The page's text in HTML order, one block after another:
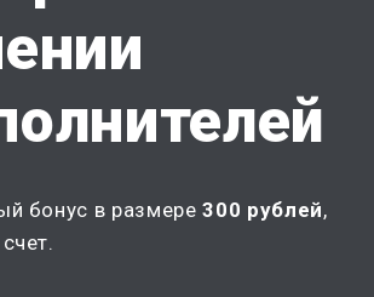
бонус в размере300 рублей,